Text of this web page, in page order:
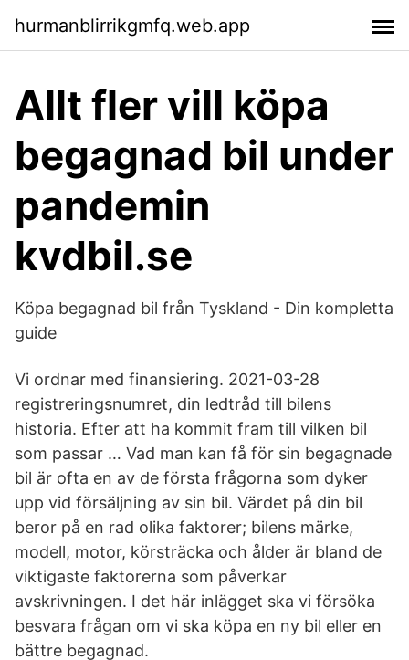
hurmanblirrikgmfq.web.app
Allt fler vill köpa
begagnad bil under
pandemin
kvdbil.se
Köpa begagnad bil från Tyskland - Din kompletta
guide
Vi ordnar med finansiering. 2021-03-28
registreringsnumret, din ledtråd till bilens
historia. Efter att ha kommit fram till vilken bil
som passar … Vad man kan få för sin begagnade
bil är ofta en av de första frågorna som dyker
upp vid försäljning av sin bil. Värdet på din bil
beror på en rad olika faktorer; bilens märke,
modell, motor, körsträcka och ålder är bland de
viktigaste faktorerna som påverkar
avskrivningen. I det här inlägget ska vi försöka
besvara frågan om vi ska köpa en ny bil eller en
bättre begagnad.